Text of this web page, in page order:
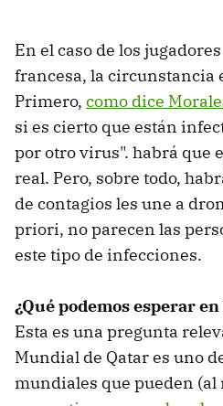
En el caso de los
francesa, la circunstancia
Primero, como dice
si es cierto que están
por otro virus". habrá que
real. Pero, sobre todo,
de contagios les une a
priori, no parecen las
este tipo de infecciones.
¿Qué podemos esperar
Esta es una pregunta
Mundial de Qatar es uno
mundiales que pueden (al